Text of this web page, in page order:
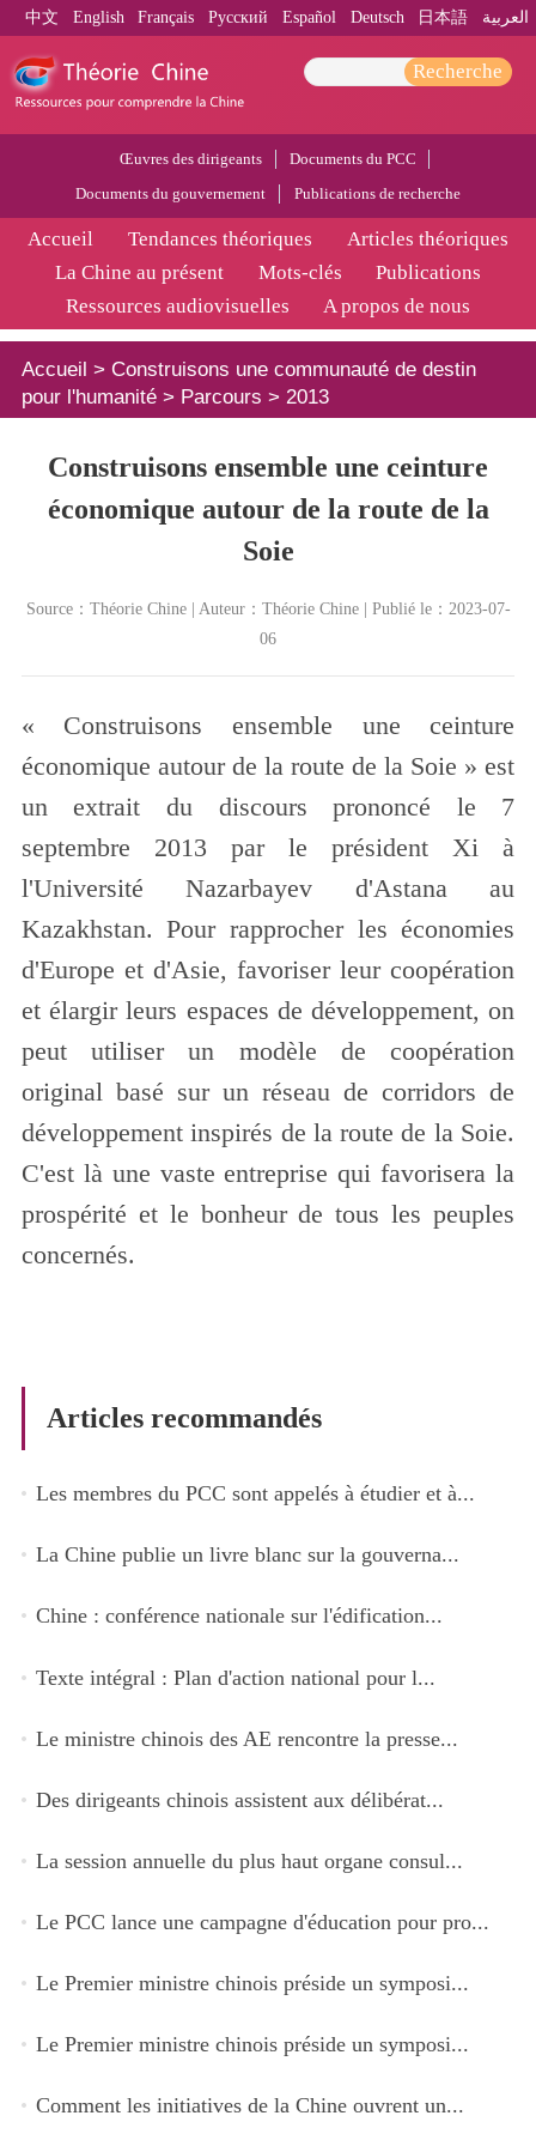
中文 English Français Pусский Español Deutsch 日本語 العربية
Recherche
Œuvres des dirigeants
Documents du PCC
Documents du gouvernement
Publications de recherche
Accueil Tendances théoriques
Articles théoriques
La Chine au présent
Mots-clés
Publications
Ressources audiovisuelles
A propos de nous
Accueil > Construisons une communauté de destin
pour l'humanité> Parcours > 2013
Construisons ensemble une ceinture
économique autour de la route de la
Soie
Source：Théorie Chine | Auteur：Théorie Chine | Publié le：2023-07-
06
« Construisons ensemble une ceinture
économique autour de la route de la Soie » est
un extrait du discours prononcé le 7
septembre 2013 par le président Xi à
l'Université Nazarbayev d'Astana au
Kazakhstan. Pour rapprocher les économies
d'Europe et d'Asie, favoriser leur coopération
et élargir leurs espaces de développement, on
peut utiliser un modèle de coopération
original basé sur un réseau de corridors de
développement inspirés de la route de la Soie.
C'est là une vaste entreprise qui favorisera la
prospérité et le bonheur de tous les peuples
concernés.
Articles recommandés
Les membres du PCC sont appelés à étudier et à...
La Chine publie un livre blanc sur la gouverna...
Chine : conférence nationale sur l'édification...
Texte intégral : Plan d'action national pour l...
Le ministre chinois des AE rencontre la presse...
Des dirigeants chinois assistent aux délibérat...
La session annuelle du plus haut organe consul...
Le PCC lance une campagne d'éducation pour pro...
Le Premier ministre chinois préside un symposi...
Le Premier ministre chinois préside un symposi...
Comment les initiatives de la Chine ouvrent un...